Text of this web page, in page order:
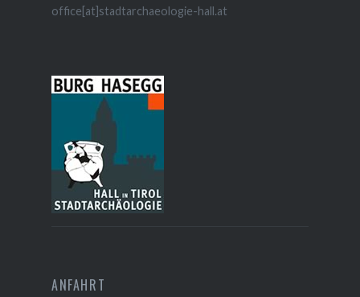
office[at]stadtarchaeologie-hall.at
ANFAHRT